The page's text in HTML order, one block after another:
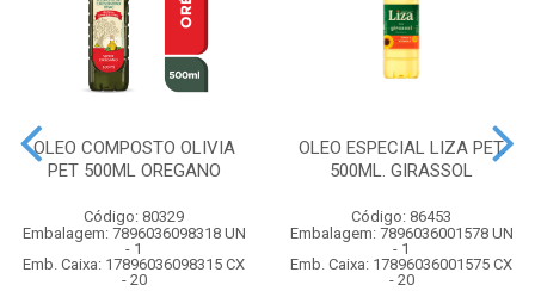
OLEO COMPOSTO OLIVIA
PET 500ML OREGANO
Código: 80329
Embalagem: 7896036098318 UN
- 1
Emb. Caixa: 17896036098315 CX
- 20
OLEO ESPECIAL LIZA PET.
500ML. GIRASSOL
Código: 86453
Embalagem: 7896036001578 UN
- 1
Emb. Caixa: 17896036001575 CX
- 20